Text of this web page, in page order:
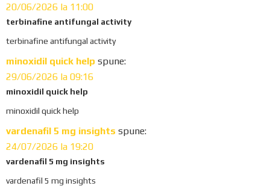
20/06/2026 la 11:00
terbinafine antifungal activity
terbinafine antifungal activity
minoxidil quick help spune:
29/06/2026 la 09:16
minoxidil quick help
minoxidil quick help
vardenafil 5 mg insights spune:
24/07/2026 la 19:20
vardenafil 5 mg insights
vardenafil 5 mg insights